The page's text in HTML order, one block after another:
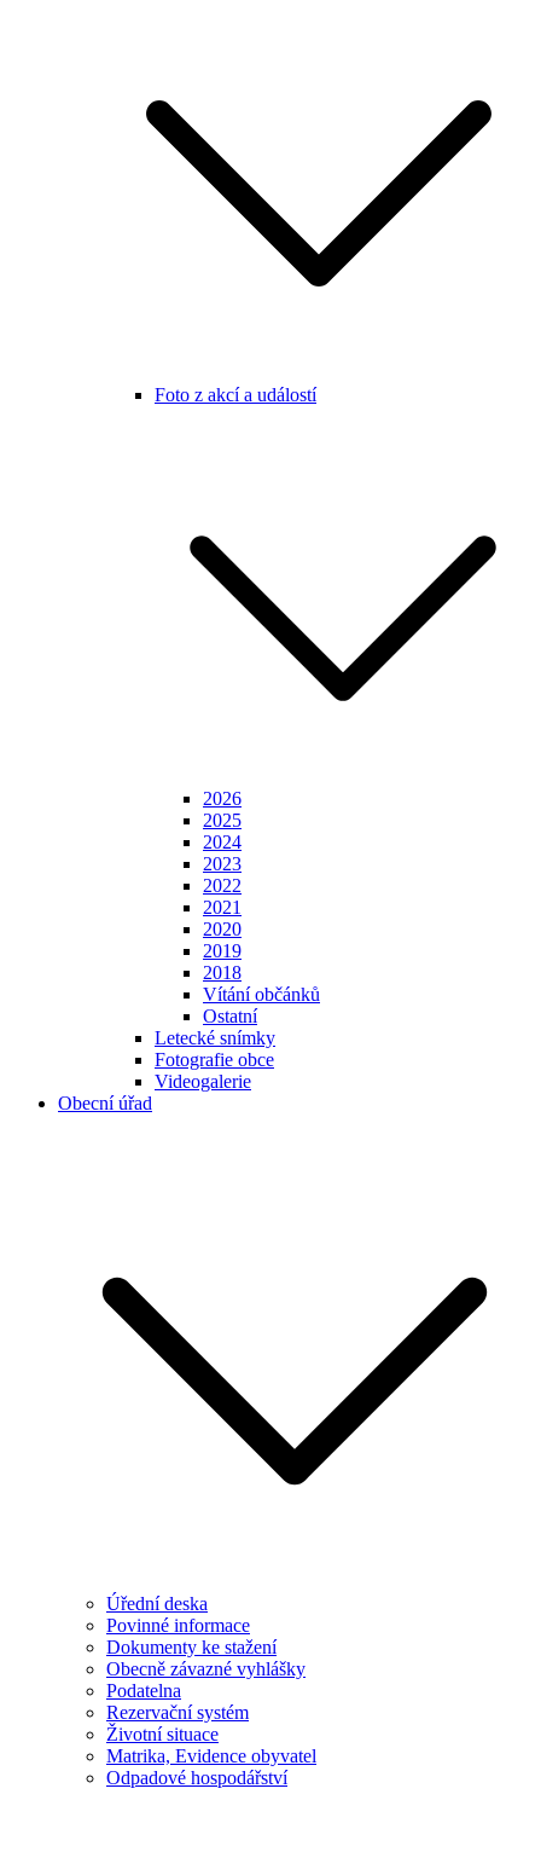
Foto z akcí a událostí
2026
2025
2024
2023
2022
2021
2020
2019
2018
Vítání občánků
Ostatní
Letecké snímky
Fotografie obce
Videogalerie
Obecní úřad
Úřední deska
Povinné informace
Dokumenty ke stažení
Obecně závazné vyhlášky
Podatelna
Rezervační systém
Životní situace
Matrika, Evidence obyvatel
Odpadové hospodářství